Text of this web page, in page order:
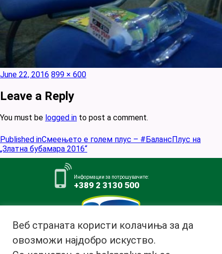
Posted
June 22, 2016 Full
899 × 600
Leave a Reply
You must be logged in to post a comment.
Post
navigation
Published inСмеењето е голем плус – #БалансПлус на
„Златна бубамара 2016“
Информации за потрошувачите:
+389 2 3130 500
Млекара АД Битола
Веб страната користи колачиња за да
овозможи најдобро искуство.